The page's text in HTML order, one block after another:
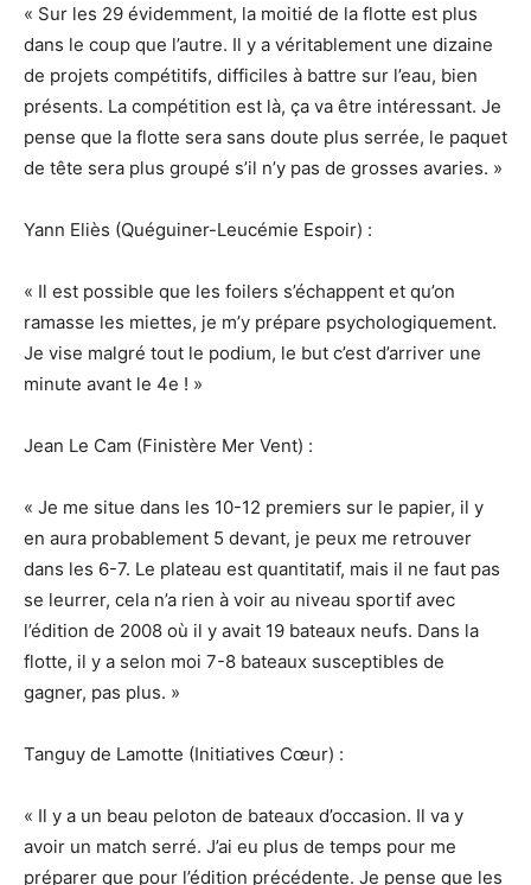
« Sur les 29 évidemment, la moitié de la flotte est plus
dans le coup que l’autre. Il y a véritablement une dizaine
de projets compétitifs, difficiles à battre sur l’eau, bien
présents. La compétition est là, ça va être intéressant. Je
pense que la flotte sera sans doute plus serrée, le paquet
de tête sera plus groupé s’il n’y pas de grosses avaries. »
Yann Eliès (Quéguiner-Leucémie Espoir) :
« Il est possible que les foilers s’échappent et qu’on
ramasse les miettes, je m’y prépare psychologiquement.
Je vise malgré tout le podium, le but c’est d’arriver une
minute avant le 4e ! »
Jean Le Cam (Finistère Mer Vent) :
« Je me situe dans les 10-12 premiers sur le papier, il y
en aura probablement 5 devant, je peux me retrouver
dans les 6-7. Le plateau est quantitatif, mais il ne faut pas
se leurrer, cela n’a rien à voir au niveau sportif avec
l’édition de 2008 où il y avait 19 bateaux neufs. Dans la
flotte, il y a selon moi 7-8 bateaux susceptibles de
gagner, pas plus. »
Tanguy de Lamotte (Initiatives Cœur) :
« Il y a un beau peloton de bateaux d’occasion. Il va y
avoir un match serré. J’ai eu plus de temps pour me
préparer que pour l’édition précédente. Je pense que les